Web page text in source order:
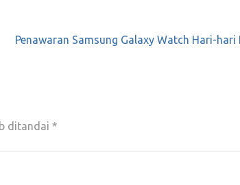
Penawaran Samsung Galaxy Watch Hari-hari
ditandai *